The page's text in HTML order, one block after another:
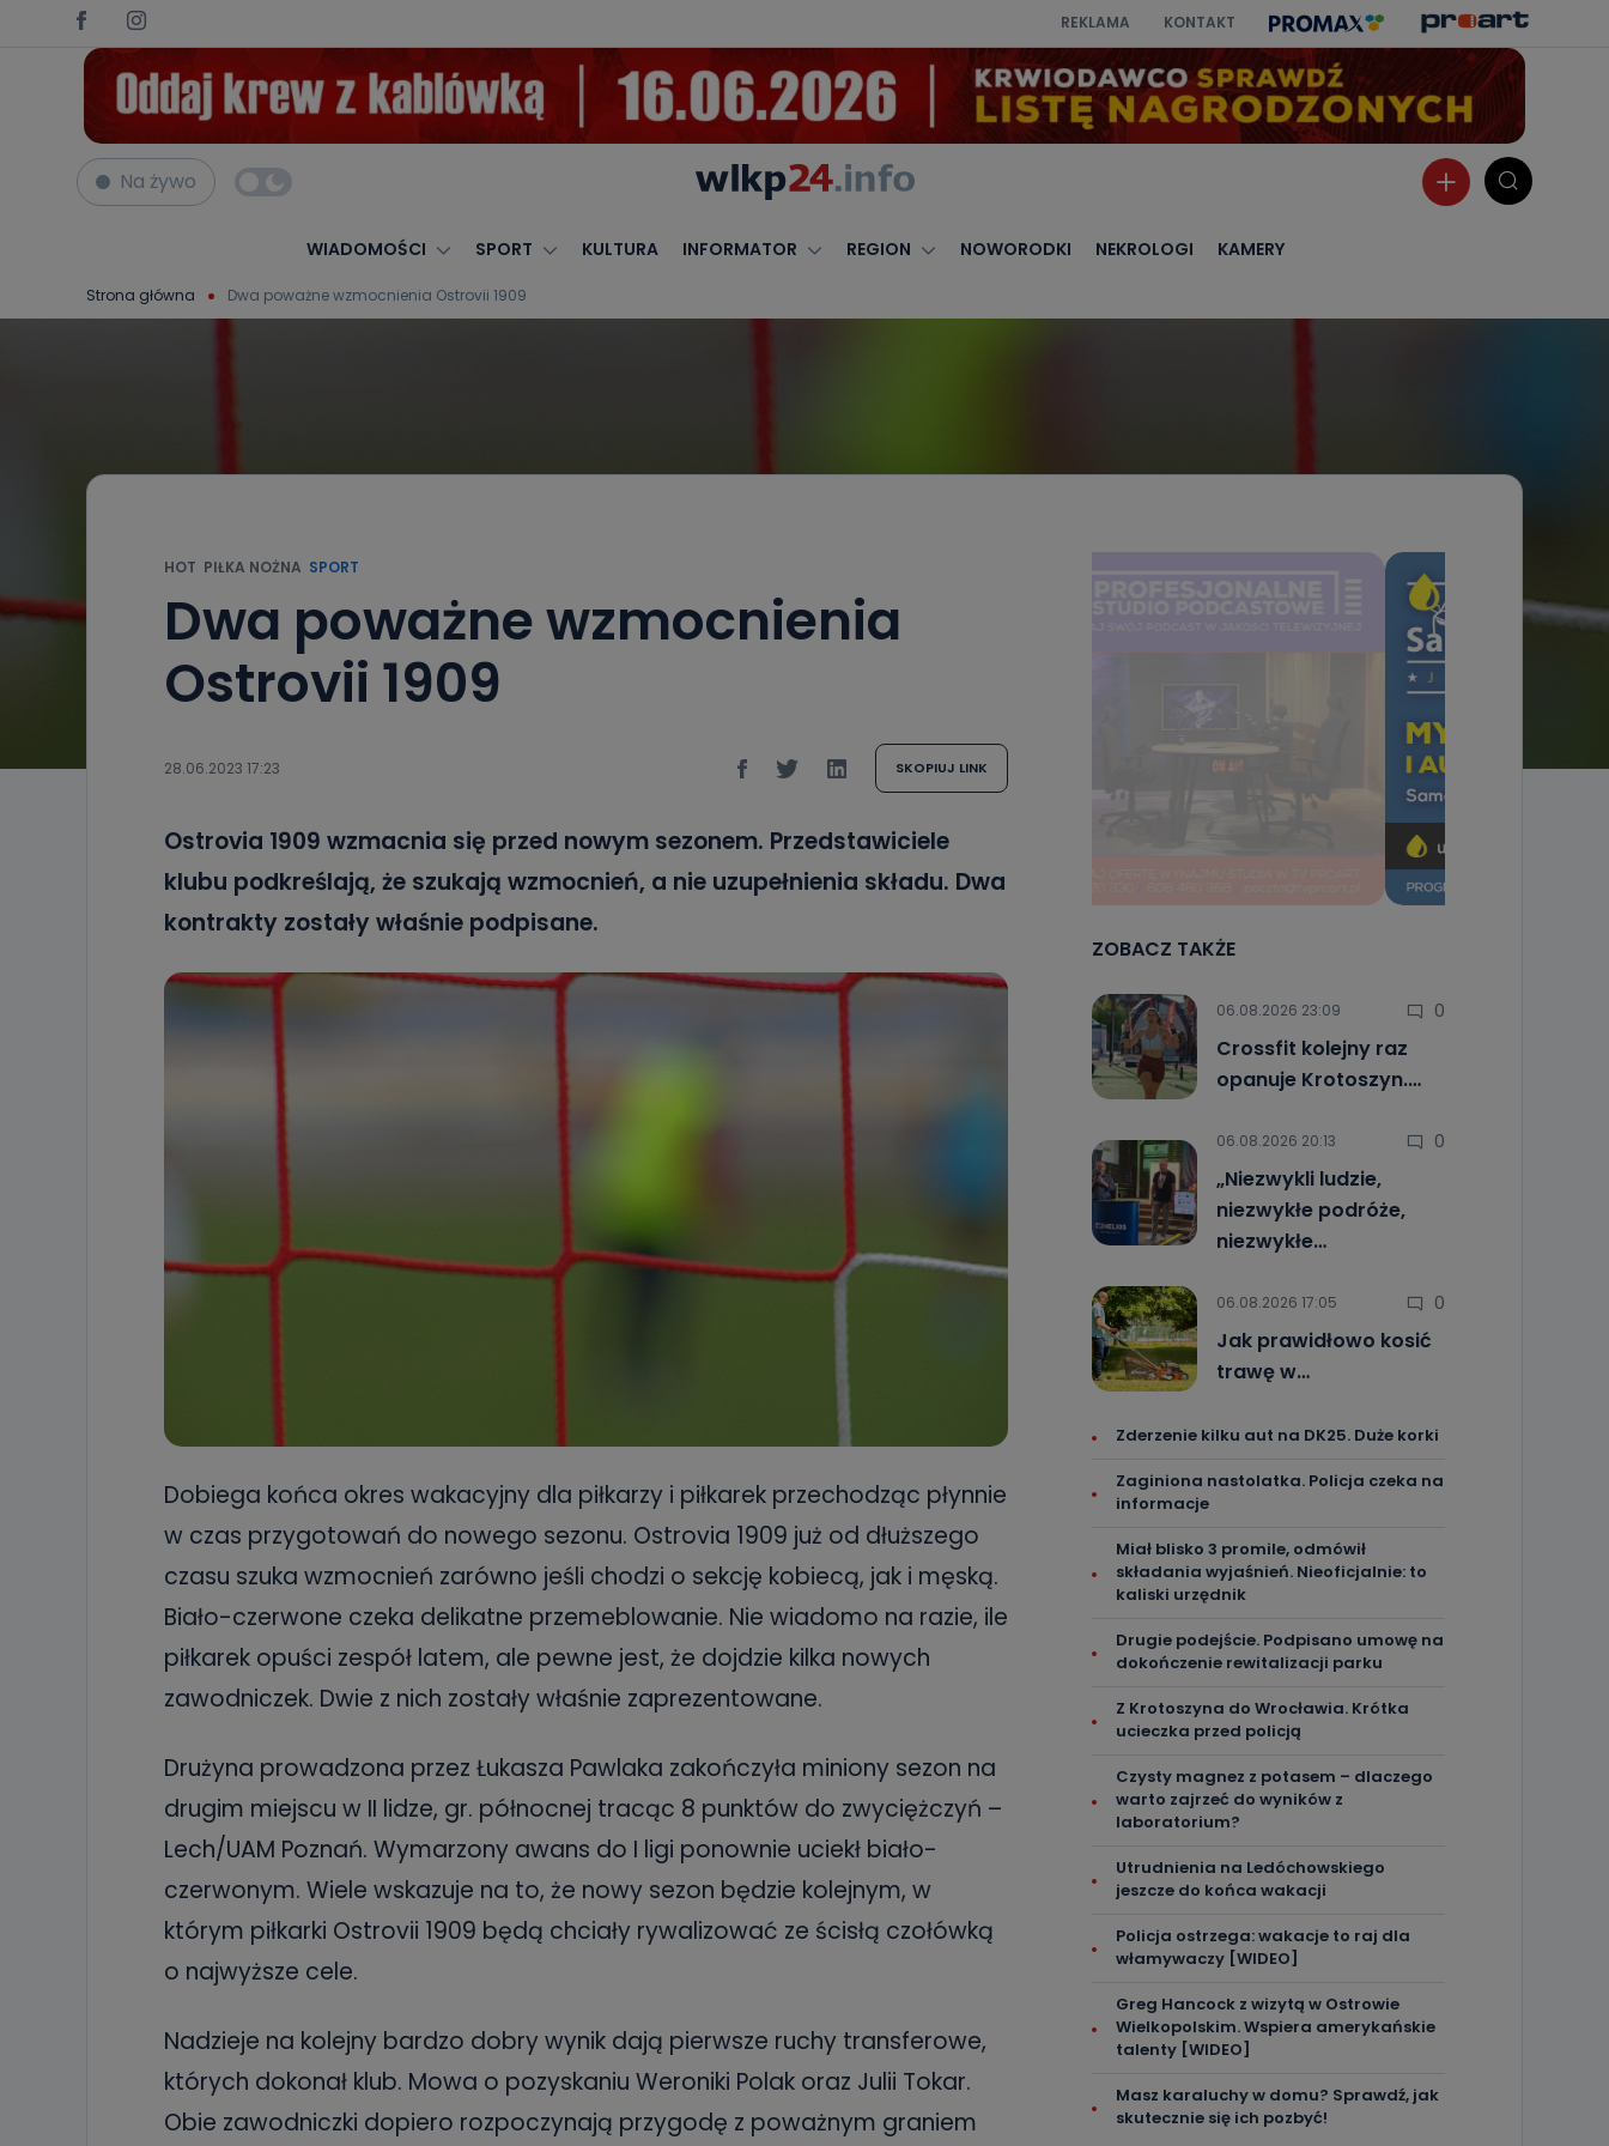
REKLAMA KONTAKT
Na żywo
WIADOMOŚCI SPORT KULTURA INFORMATOR REGION NOWORODKI NEKROLOGI KAMERY
Strona główna Dwa poważne wzmocnienia Ostrovii 1909
HOT PIŁKA NOŻNA SPORT
Dwa poważne wzmocnienia
Ostrovii 1909
28.06.2023 17:23 SKOPIUJ LINK
Ostrovia 1909 wzmacnia się przed nowym sezonem. Przedstawiciele
klubu podkreślają, że szukają wzmocnień, a nie uzupełnienia składu. Dwa
kontrakty zostały właśnie podpisane.
Dobiega końca okres wakacyjny dla piłkarzy i piłkarek przechodząc płynnie
w czas przygotowań do nowego sezonu. Ostrovia 1909 już od dłuższego
czasu szuka wzmocnień zarówno jeśli chodzi o sekcję kobiecą, jak i męską.
Biało-czerwone czeka delikatne przemeblowanie. Nie wiadomo na razie, ile
piłkarek opuści zespół latem, ale pewne jest, że dojdzie kilka nowych
zawodniczek. Dwie z nich zostały właśnie zaprezentowane.
Drużyna prowadzona przez Łukasza Pawlaka zakończyła miniony sezon na
drugim miejscu w II lidze, gr. północnej tracąc 8 punktów do zwyciężczyń –
Lech/UAM Poznań. Wymarzony awans do I ligi ponownie uciekł biało-
czerwonym. Wiele wskazuje na to, że nowy sezon będzie kolejnym, w
którym piłkarki Ostrovii 1909 będą chciały rywalizować ze ścisłą czołówką
o najwyższe cele.
Nadzieje na kolejny bardzo dobry wynik dają pierwsze ruchy transferowe,
których dokonał klub. Mowa o pozyskaniu Weroniki Polak oraz Julii Tokar.
Obie zawodniczki dopiero rozpoczynają przygodę z poważnym graniem
ZOBACZ TAKŻE
06.08.2026 23:09 0
Crossfit kolejny raz
opanuje Krotoszyn.…
06.08.2026 20:13 0
„Niezwykli ludzie,
niezwykłe podróże,
niezwykłe…
06.08.2026 17:05 0
Jak prawidłowo kosić
trawę w…
Zderzenie kilku aut na DK25. Duże korki
Zaginiona nastolatka. Policja czeka na
informacje
Miał blisko 3 promile, odmówił
składania wyjaśnień. Nieoficjalnie: to
kaliski urzędnik
Drugie podejście. Podpisano umowę na
dokończenie rewitalizacji parku
Z Krotoszyna do Wrocławia. Krótka
ucieczka przed policją
Czysty magnez z potasem – dlaczego
warto zajrzeć do wyników z
laboratorium?
Utrudnienia na Ledóchowskiego
jeszcze do końca wakacji
Policja ostrzega: wakacje to raj dla
włamywaczy [WIDEO]
Greg Hancock z wizytą w Ostrowie
Wielkopolskim. Wspiera amerykańskie
talenty [WIDEO]
Masz karaluchy w domu? Sprawdź, jak
skutecznie się ich pozbyć!